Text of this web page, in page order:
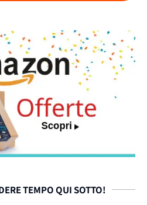
TEMPO QUI SOTTO!